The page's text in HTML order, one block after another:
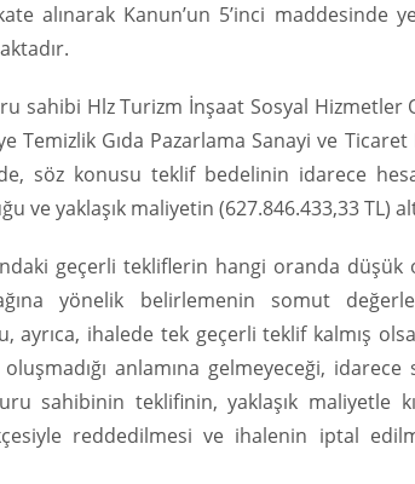
alınarak Kanun’un 5’inci maddesinde
sahibi Hlz Turizm İnşaat Sosyal
Temizlik Gıda Pazarlama Sanayi ve Ticaret
söz konusu teklif bedelinin idarece
ve yaklaşık maliyetin (627.846.433,33 TL)
geçerli tekliflerin hangi oranda düşük
yönelik belirlemenin somut
ihalede tek geçerli teklif kalmış
anlamına gelmeyeceği, idarece
sahibinin teklifinin, yaklaşık maliyetle
reddedilmesi ve ihalenin iptal